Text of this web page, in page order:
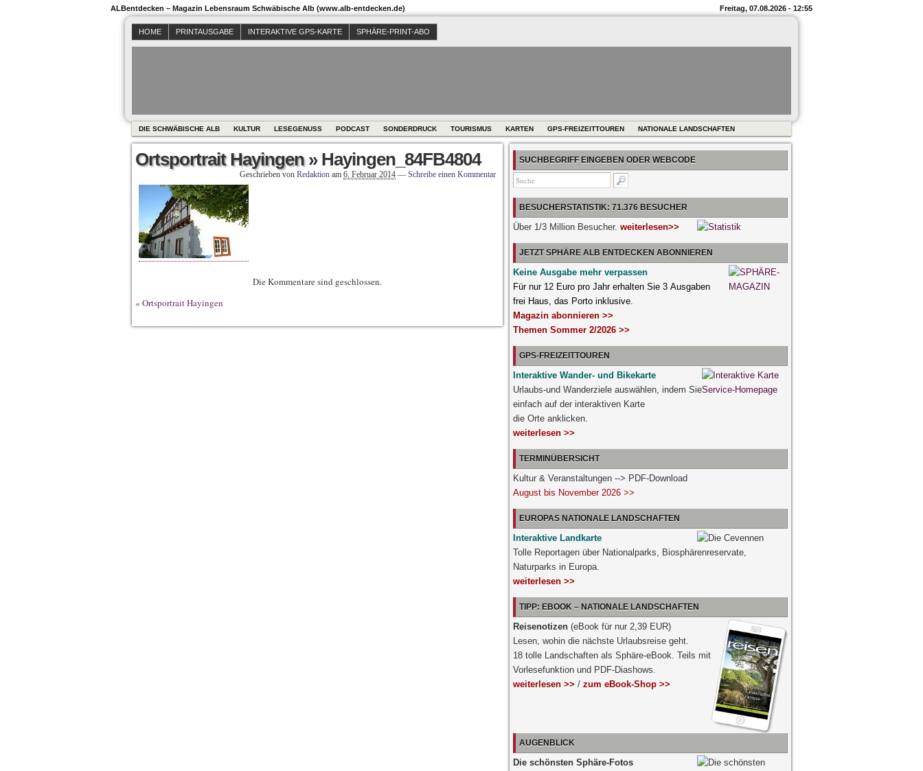
ALBentdecken – Magazin Lebensraum Schwäbische Alb (www.alb-entdecken.de) Freitag, 07.08.2026 - 12:55
HOME PRINTAUSGABE INTERAKTIVE GPS-KARTE SPHÄRE-PRINT-ABO
DIE SCHWÄBISCHE ALB KULTUR LESEGENUSS PODCAST SONDERDRUCK TOURISMUS KARTEN GPS-FREIZEITTOUREN NATIONALE LANDSCHAFTEN
Ortsportrait Hayingen» Hayingen_84FB4804
Geschrieben von Redaktion am 6. Februar 2014 — Schreibe einen Kommentar
Die Kommentare sind geschlossen.
« Ortsportrait Hayingen
SUCHBEGRIFF EINGEBEN ODER WEBCODE
BESUCHERSTATISTIK: 71.376 BESUCHER
Über 1/3 Million Besucher. weiterlesen>>
JETZT SPHÄRE ALB ENTDECKEN ABONNIEREN
Keine Ausgabe mehr verpassen
Für nur 12 Euro pro Jahr erhalten Sie 3 Ausgaben
frei Haus, das Porto inklusive.
Magazin abonnieren >>
Themen Sommer 2/2026 >>
GPS-FREIZEITTOUREN
Interaktive Wander- und Bikekarte
Urlaubs-und Wanderziele auswählen, indem Sie
einfach auf der interaktiven Karte
die Orte anklicken.
weiterlesen >>
TERMINÜBERSICHT
Kultur & Veranstaltungen --> PDF-Download
August bis November 2026 >>
EUROPAS NATIONALE LANDSCHAFTEN
Interaktive Landkarte
Tolle Reportagen über Nationalparks, Biosphärenreservate,
Naturparks in Europa.
weiterlesen >>
TIPP: EBOOK – NATIONALE LANDSCHAFTEN
Reisenotizen (eBook für nur 2,39 EUR)
Lesen, wohin die nächste Urlaubsreise geht.
18 tolle Landschaften als Sphäre-eBook. Teils mit
Vorlesefunktion und PDF-Diashows.
weiterlesen >> / zum eBook-Shop >>
AUGENBLICK
Die schönsten Sphäre-Fotos